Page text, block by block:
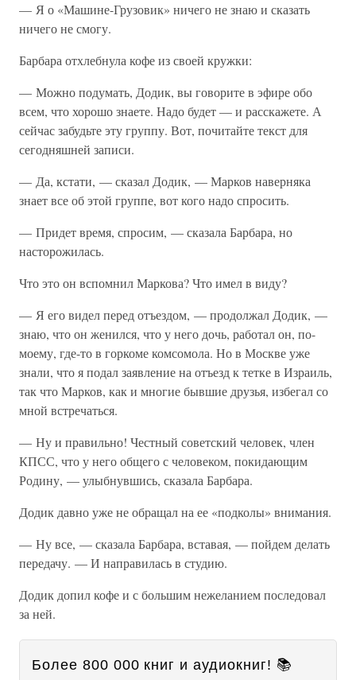
— Я о «Машине-Грузовик» ничего не знаю и сказать
ничего не смогу.
Барбара отхлебнула кофе из своей кружки:
— Можно подумать, Додик, вы говорите в эфире обо
всем, что хорошо знаете. Надо будет — и расскажете. А
сейчас забудьте эту группу. Вот, почитайте текст для
сегодняшней записи.
— Да, кстати, — сказал Додик, — Марков наверняка
знает все об этой группе, вот кого надо спросить.
— Придет время, спросим, — сказала Барбара, но
насторожилась.
Что это он вспомнил Маркова? Что имел в виду?
— Я его видел перед отъездом, — продолжал Додик, —
знаю, что он женился, что у него дочь, работал он, по-
моему, где-то в горкоме комсомола. Но в Москве уже
знали, что я подал заявление на отъезд к тетке в Израиль,
так что Марков, как и многие бывшие друзья, избегал со
мной встречаться.
— Ну и правильно! Честный советский человек, член
КПСС, что у него общего с человеком, покидающим
Родину, — улыбнувшись, сказала Барбара.
Додик давно уже не обращал на ее «подколы» внимания.
— Ну все, — сказала Барбара, вставая, — пойдем делать
передачу. — И направилась в студию.
Додик допил кофе и с большим нежеланием последовал
за ней.
Более 800 000 книг и аудиокниг! 📚